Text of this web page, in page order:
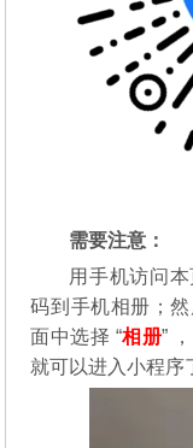
需要注意：
用手机访问
码到手机相册；
面中选择 “相册”
就可以进入小程序